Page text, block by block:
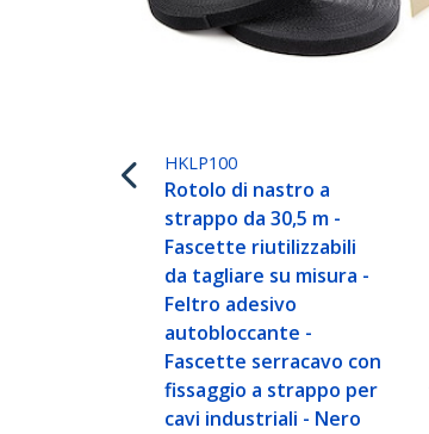
HKLP100
Rotolo di nastro a
strappo da 30,5 m -
Fascette riutilizzabili
da tagliare su misura -
Feltro adesivo
autobloccante -
Fascette serracavo con
fissaggio a strappo per
cavi industriali - Nero